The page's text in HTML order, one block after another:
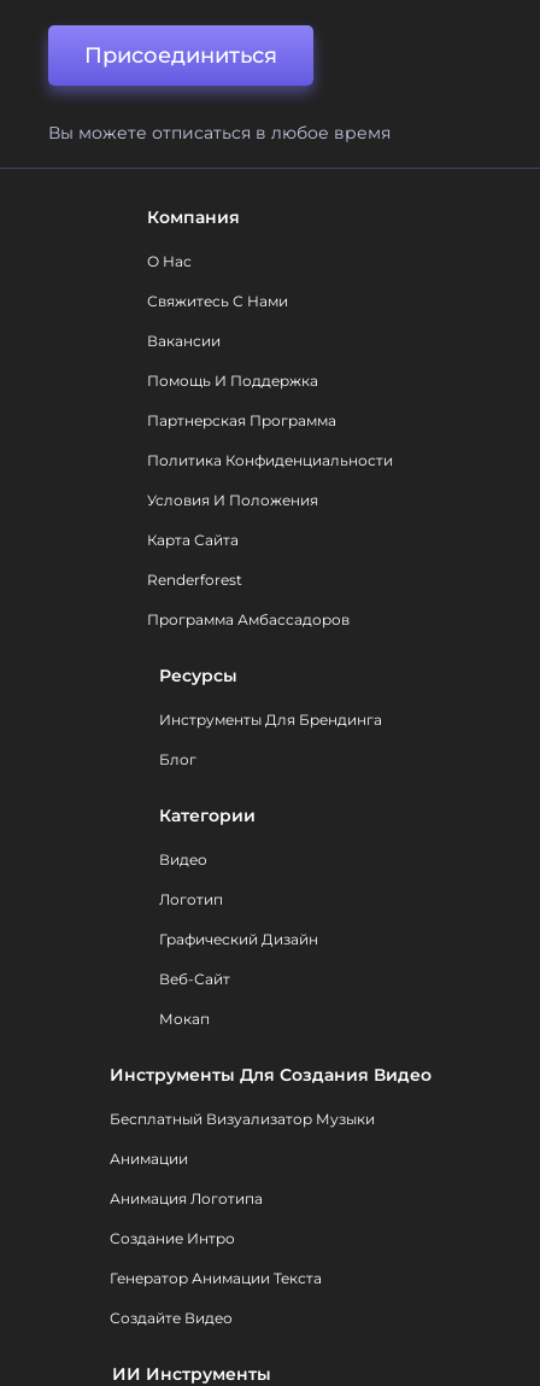
Присоединиться
Вы можете отписаться в любое время
Компания
О Нас
Свяжитесь С Нами
Вакансии
Помощь И Поддержка
Партнерская Программа
Политика Конфиденциальности
Условия И Положения
Карта Сайта
Renderforest
Программа Амбассадоров
Ресурсы
Инструменты Для Брендинга
Блог
Категории
Видео
Логотип
Графический Дизайн
Веб-Сайт
Мокап
Инструменты Для Создания Видео
Бесплатный Визуализатор Музыки
Анимации
Анимация Логотипа
Создание Интро
Генератор Анимации Текста
Создайте Видео
ИИ Инструменты